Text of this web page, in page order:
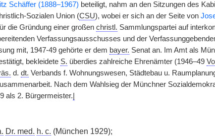
Schäffer (1888–1967) beteiligt, nahm an den Sitzungen des
Sozialen Union (CSU), wobei er sich an der Seite von
die Gründung einer großen christl. Sammlungspartei auf
Verfassungsausschusses und der
mit, 1947-49 gehörte er dem bayer. Senat an. Im Amt als
bekleidete S. überdies zahlreiche Ehrenämter (1946–49
d. dt. Verbands f. Wohnungswesen, Städtebau u.
Nach dem Wahlsieg der Münchner
als 2. Bürgermeister.
Dr. med. h. c. (München 1929);